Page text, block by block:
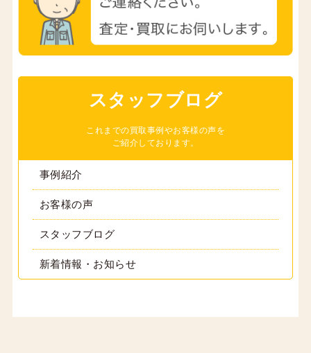
スタッフブログ
これまでの買取事例やお客様の声を
ご紹介しております。
事例紹介
お客様の声
スタッフブログ
新着情報・お知らせ